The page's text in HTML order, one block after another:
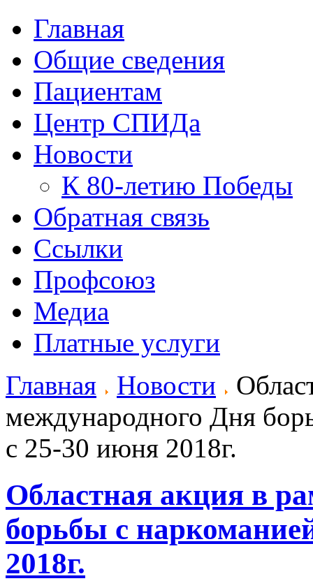
Главная
Общие сведения
Пациентам
Центр СПИДа
Новости
К 80-летию Победы
Обратная связь
Ссылки
Профсоюз
Медиа
Платные услуги
Главная
Новости
международного Дня
с 25-30 июня 2018г.
Областная акция в
борьбы с
2018г.